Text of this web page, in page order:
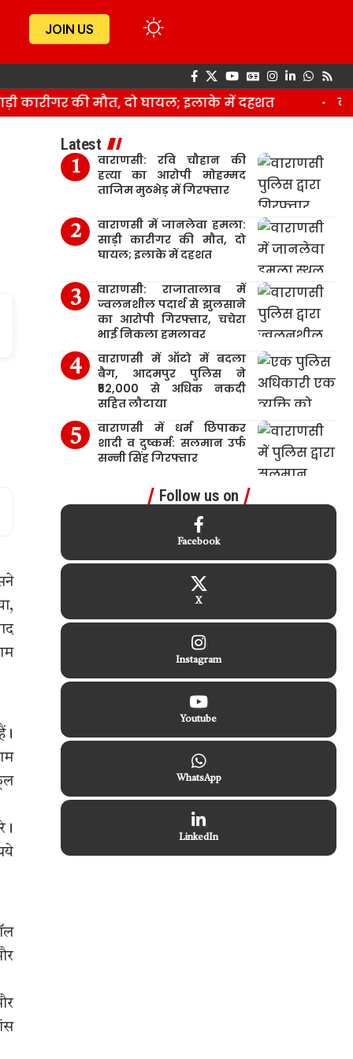
JOIN US
की मौत, दो घायल; इलाके में दहशत
Latest
वाराणसी: रवि चौहान की
हत्या का आरोपी मोहम्मद
ताजिम मुठभेड़ में गिरफ्तार
वाराणसी में जानलेवा हमला:
साड़ी कारीगर की मौत, दो
घायल; इलाके में दहशत
वाराणसी: राजातालाब में
ज्वलनशील पदार्थ से झुलसाने
का आरोपी गिरफ्तार, चचेरा
भाई निकला हमलावर
वाराणसी में ऑटो में बदला
बैग, आदमपुर पुलिस ने
₹52,000 से अधिक नकदी
सहित लौटाया
वाराणसी में धर्म छिपाकर
शादी व दुष्कर्म: सलमान उर्फ
सन्नी सिंह गिरफ्तार
Follow us on
Facebook
X
Instagram
Youtube
WhatsApp
LinkedIn